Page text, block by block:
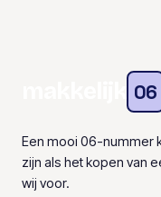
06
Een mooi 06-nummer
zijn als het kopen van
wij voor.